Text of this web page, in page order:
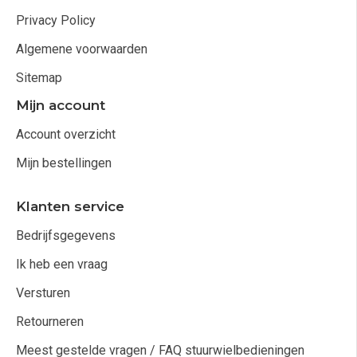
Privacy Policy
Algemene voorwaarden
Sitemap
Mijn account
Account overzicht
Mijn bestellingen
Klanten service
Bedrijfsgegevens
Ik heb een vraag
Versturen
Retourneren
Meest gestelde vragen / FAQ stuurwielbedieningen